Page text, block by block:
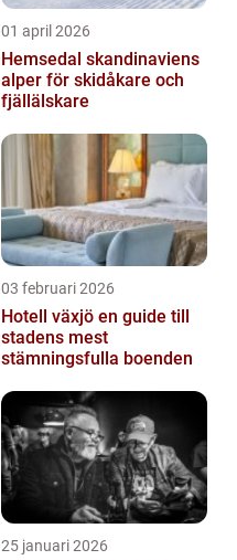
01 april 2026
Hemsedal skandinaviens
alper för skidåkare och
fjällälskare
03 februari 2026
Hotell växjö en guide till
stadens mest
stämningsfulla boenden
25 januari 2026